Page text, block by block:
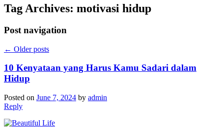
Tag Archives: motivasi hidup
Post navigation
← Older posts
10 Kenyataan yang Harus Kamu Sadari dalam
Hidup
Posted on June 7, 2024 by admin
Reply